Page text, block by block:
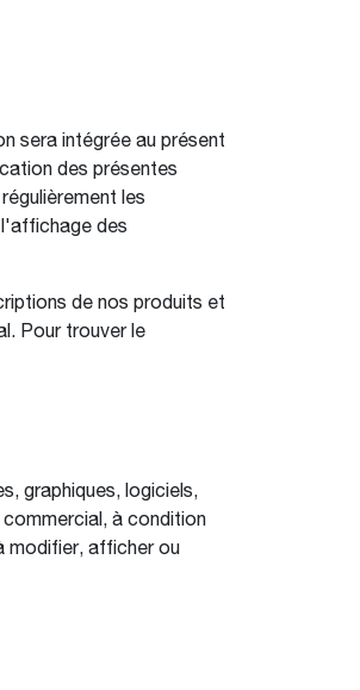
sera intégrée au présent
des présentes
les
des
de nos produits et
Pour trouver le
graphiques, logiciels,
à condition
modifier, afficher ou